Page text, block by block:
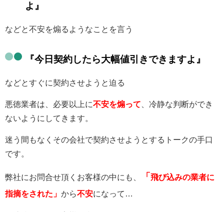
よ』
などと不安を煽るようなことを言う
『今日契約したら大幅値引きできますよ』
などとすぐに契約させようと迫る
悪徳業者は、必要以上に不安を煽って
冷静な判断ができ
ないようにしてきます。
迷う間もなくその会社で契約させようとするトークの手口
です。
弊社にお問合せ頂くお客様の中にも、 「 飛び込みの業者に
指摘をされた」 から不安になって…